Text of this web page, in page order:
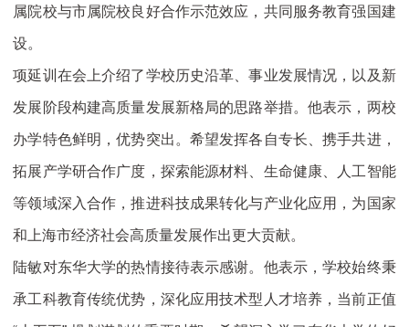
属院校与市属院校良好合作示范效应，共同服务教育强国建
设。
项延训在会上介绍了学校历史沿革、事业发展情况，以及新
发展阶段构建高质量发展新格局的思路举措。他表示，两校
办学特色鲜明，优势突出。希望发挥各自专长、携手共进，
拓展产学研合作广度，探索能源材料、生命健康、人工智能
等领域深入合作，推进科技成果转化与产业化应用，为国家
和上海市经济社会高质量发展作出更大贡献。
陆敏对东华大学的热情接待表示感谢。他表示，学校始终秉
承工科教育传统优势，深化应用技术型人才培养，当前正值